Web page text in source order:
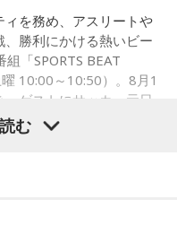
質疑応答も実施。最後
リスナーの皆さんのエ
けでも、僕はポジティ
ことではあるんだけ
る一つのきっかけにな
を務め、アスリートや
勝利にかける熱いビー
「SPORTS BEAT
10:00～10:50）。8月1
ゲストにサッカー元日
事では、「FIFAワールド
に対する発言が波紋を
む